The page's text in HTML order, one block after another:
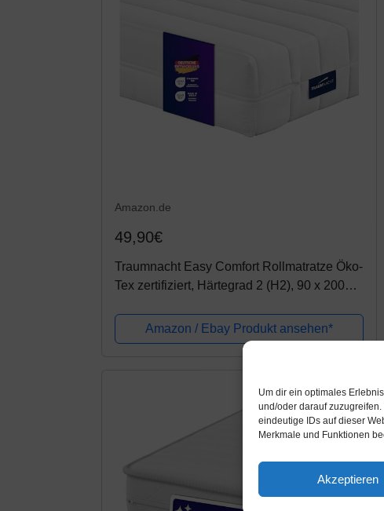
Um dir ein optimales
und/oder darauf
eindeutige IDs auf dieser
Merkmale und Funktionen
Akzeptieren
Amazon.de
49,90€
Traumnacht Easy Comfort Rollmatratze Öko-
Tex zertifiziert, Härtegrad 2 (H2), 90 x 200
Amazon / Ebay Produkt ansehen*